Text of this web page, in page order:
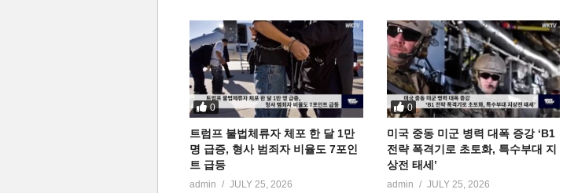
0
트럼프 불법체류자 체포 한 달 1만
명 급증, 형사 범죄자 비율도 7포인
트 급등
admin JULY 25, 2026
0
미국 중동 미군 병력 대폭 증강 ‘B1
전략 폭격기로 초토화, 특수부대 지
상전 태세’
admin JULY 25, 2026